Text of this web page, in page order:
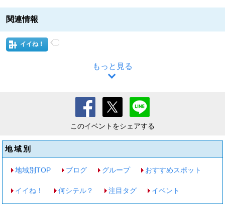
関連情報
イイね！
もっと見る
このイベントをシェアする
地域別
地域別TOP ブログ グループ おすすめスポット
イイね！ 何シテル？ 注目タグ イベント